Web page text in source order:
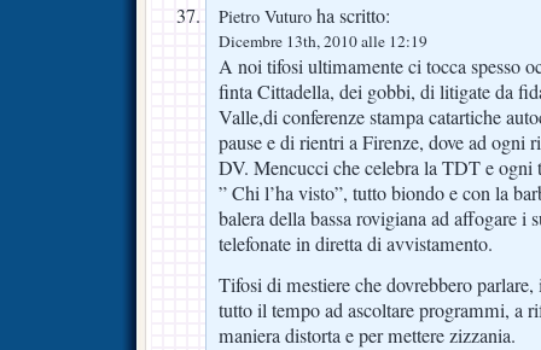
Pietro Vuturo ha scritto:
Dicembre 13th, 2010 alle 12:19
A noi tifosi ultimamente ci tocca spesso
finta Cittadella, dei gobbi, di litigate da
Valle,di conferenze stampa catartiche
pause e di rientri a Firenze, dove ad ogni
DV. Mencucci che celebra la TDT e ogni
” Chi l’ha visto”, tutto biondo e con la
balera della bassa rovigiana ad affogare i
telefonate in diretta di avvistamento.
Tifosi di mestiere che dovrebbero
tutto il tempo ad ascoltare programmi, a
maniera distorta e per mettere zizzania.